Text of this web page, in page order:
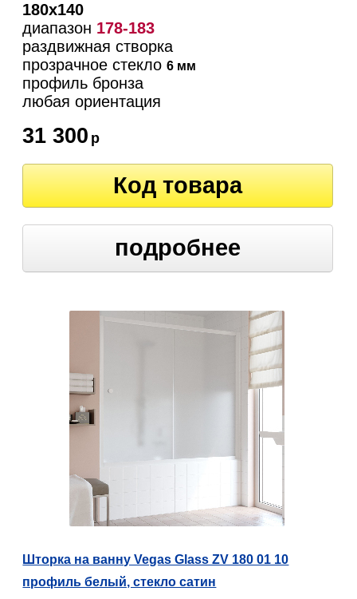
180х140
диапазон 178-183
раздвижная створка
прозрачное стекло6 мм
профиль бронза
любая ориентация
31 300 р
Код товара
подробнее
Шторка на ванну Vegas Glass ZV 180 01 10
профиль белый, стекло сатин